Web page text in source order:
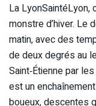
La LyonSaintéLyon,
monstre d’hiver. Le
matin, avec des
de deux degrés au
Saint‑Étienne par
est un
boueux, descentes